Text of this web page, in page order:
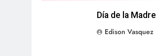
Día de la Madre
Edison Vasquez